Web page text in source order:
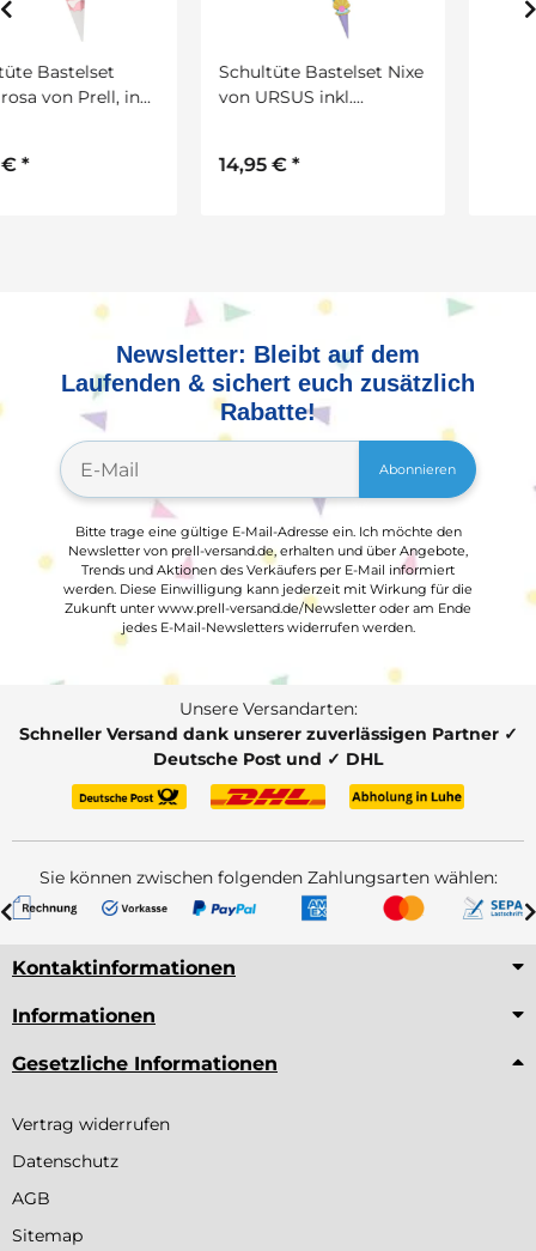
Schultüte Bastelset Nixe
von URSUS inkl.
Schultüte Bastelset
Einhorn von Prell, inkl.
Newsletter: Bleibt auf dem
Laufenden & sichert euch zusätzlich
Rabatte!
Abonnieren
Bitte trage eine gültige E-Mail-Adresse ein. Ich möchte den
Newsletter von prell-versand.de, erhalten und über Angebote,
Trends und Aktionen des Verkäufers per E-Mail informiert
werden. Diese Einwilligung kann jederzeit mit Wirkung für die
Zukunft unter www.prell-versand.de/Newsletter oder am Ende
jedes E-Mail-Newsletters widerrufen werden.
Unsere Versandarten:
Schneller Versand dank unserer zuverlässigen Partner ✓
Deutsche Post und ✓ DHL
Sie können zwischen folgenden Zahlungsarten wählen:
Kontaktinformationen
Informationen
Gesetzliche Informationen
Vertrag widerrufen
Datenschutz
AGB
Sitemap